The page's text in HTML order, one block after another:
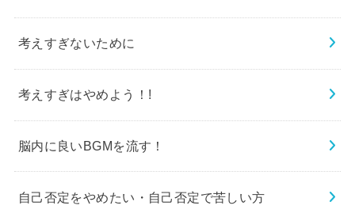
考えすぎないために
考えすぎはやめよう！!
脳内に良いBGMを流す！
自己否定をやめたい・自己否定で苦しい方